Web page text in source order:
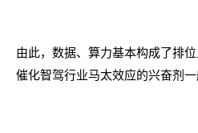
由此，数据、算力基本构成了排
催化智驾行业马太效应的兴奋剂一